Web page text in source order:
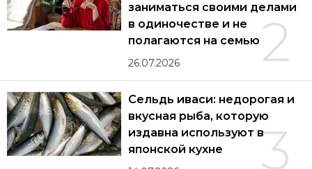
2
заниматься своими делами
в одиночестве и не
полагаются на семью
26.07.2026
3
Сельдь иваси: недорогая и
вкусная рыба, которую
издавна используют в
японской кухне